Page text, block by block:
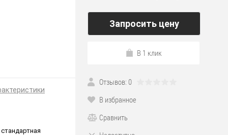
Запросить цену
В 1 клик
Отзывов: 0
В избранное
Сравнить